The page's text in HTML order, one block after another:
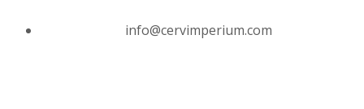
info@cervimperium.com